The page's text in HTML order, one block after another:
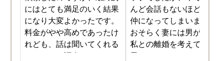
にはとても満足のいく結果
になり大変よかったです。
料金がやや高めであったけ
れども、話は聞いてくれる
しきちんと調査してくれる
んど会話もないほど険悪
仲になってしまいました
おそらく妻には男がおり
私との離婚を考えている
思います。そこでどうせ